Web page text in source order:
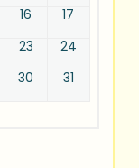
16
17
23
24
30 31